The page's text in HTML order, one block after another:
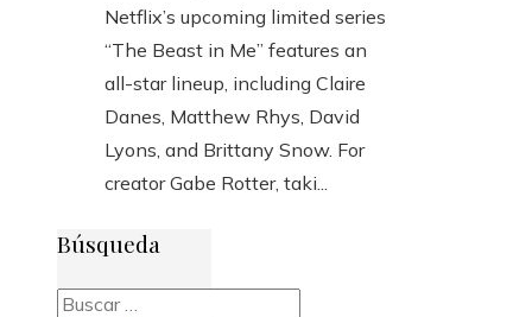
Netflix’s upcoming limited series
“The Beast in Me” features an
all-star lineup, including Claire
Danes, Matthew Rhys, David
Lyons, and Brittany Snow. For
creator Gabe Rotter, taki...
Búsqueda
Buscar: